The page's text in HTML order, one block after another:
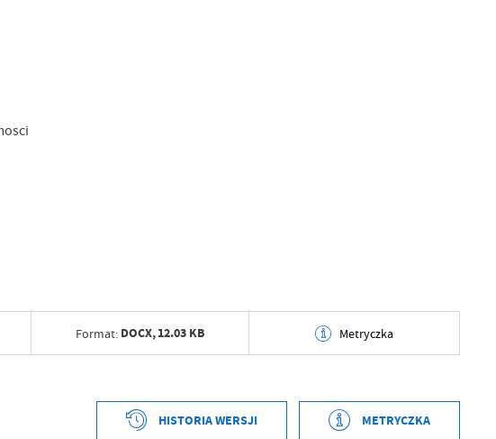
Format: DOCX,12.03 KB Metryczka
Wytworzył Barbara Pawłowska
HISTORIA WERSJI METRYCZKA